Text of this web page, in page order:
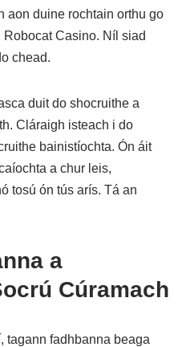
aon duine rochtain orthu go
Casino. Níl siad
chead.
duit do shocruithe a
Cláraigh isteach i do
bainistíochta. Ón áit
a chur leis,
tosú ón tús arís. Tá an
a
Cúramach
tagann fadhbanna beaga